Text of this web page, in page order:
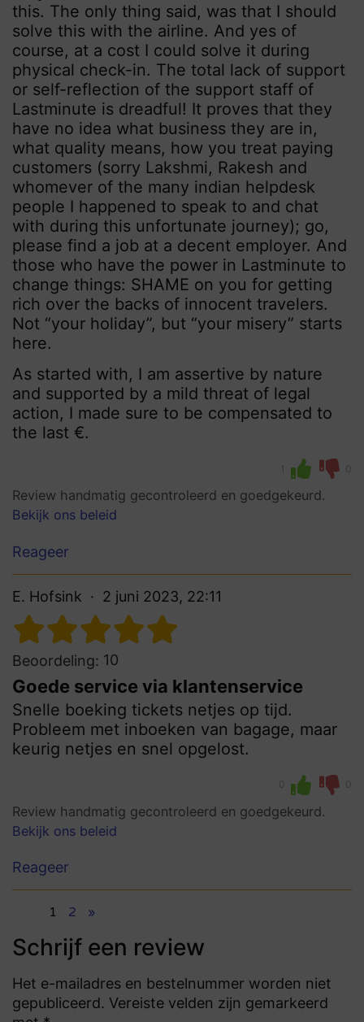
this. The only thing said, was that I should
solve this with the airline. And yes of
course, at a cost I could solve it during
physical check-in. The total lack of support
or self-reflection of the support staff of
Lastminute is dreadful! It proves that they
have no idea what business they are in,
what quality means, how you treat paying
customers (sorry Lakshmi, Rakesh and
whomever of the many indian helpdesk
people I happened to speak to and chat
with during this unfortunate journey); go,
please find a job at a decent employer. And
those who have the power in Lastminute to
change things: SHAME on you for getting
rich over the backs of innocent travelers.
Not “your holiday”, but “your misery” starts
here.
As started with, I am assertive by nature
and supported by a mild threat of legal
action, I made sure to be compensated to
the last €.
1 0
Review handmatig gecontroleerd en goedgekeurd.
Bekijk ons beleid
Reageer
E. Hofsink 2 juni 2023, 22:11
Beoordeling: 10
Goede service via klantenservice
Snelle boeking tickets netjes op tijd.
Probleem met inboeken van bagage, maar
keurig netjes en snel opgelost.
0 0
Review handmatig gecontroleerd en goedgekeurd.
Bekijk ons beleid
Reageer
1 2 »
Schrijf een review
Het e-mailadres en bestelnummer worden niet
gepubliceerd. Vereiste velden zijn gemarkeerd